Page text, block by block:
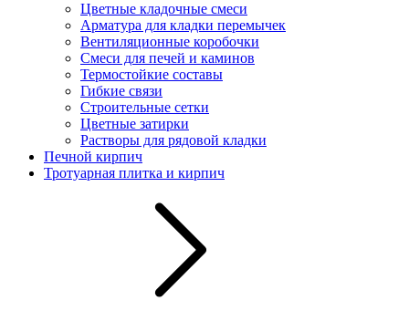
Цветные кладочные смеси
Арматура для кладки перемычек
Вентиляционные коробочки
Смеси для печей и каминов
Термостойкие составы
Гибкие связи
Строительные сетки
Цветные затирки
Растворы для рядовой кладки
Печной кирпич
Тротуарная плитка и кирпич